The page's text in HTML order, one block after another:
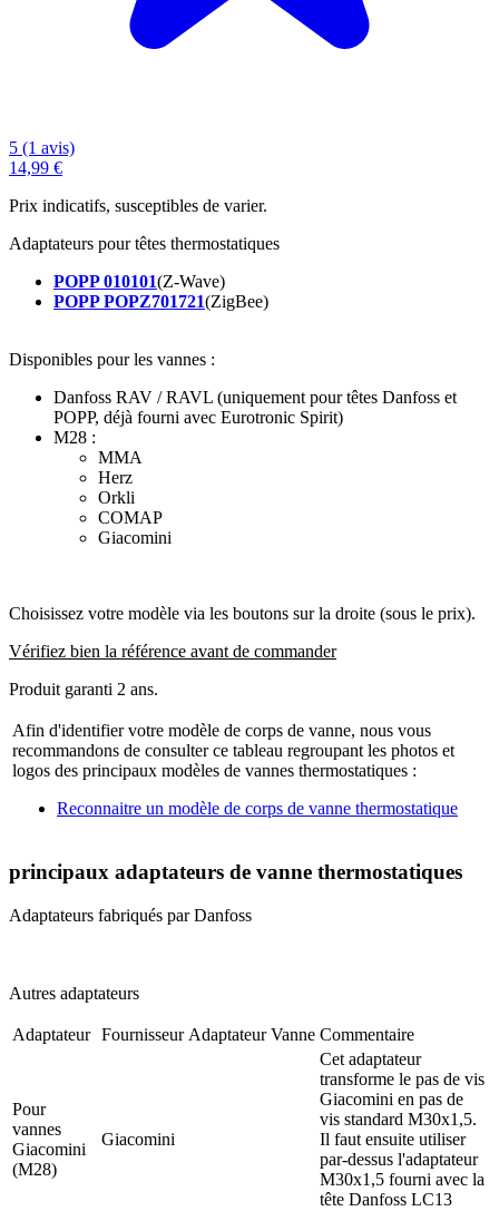
5 (1 avis)
14,99 €
Prix indicatifs, susceptibles de varier.
Adaptateurs pour têtes thermostatiques
POPP 010101(Z-Wave)
POPP POPZ701721(ZigBee)
Disponibles pour les vannes :
Danfoss RAV / RAVL (uniquement pour têtes Danfoss et
POPP, déjà fourni avec Eurotronic Spirit)
M28 :
MMA
Herz
Orkli
COMAP
Giacomini
Choisissez votre modèle via les boutons sur la droite (sous le prix).
Vérifiez bien la référence avant de commander
Produit garanti 2 ans.
Afin d'identifier votre modèle de corps de vanne, nous vous
recommandons de consulter ce tableau regroupant les photos et
logos des principaux modèles de vannes thermostatiques :
Reconnaitre un modèle de corps de vanne thermostatique
principaux adaptateurs de vanne thermostatiques
Adaptateurs fabriqués par Danfoss
Autres adaptateurs
Adaptateur Fournisseur Adaptateur Vanne Commentaire
Pour
vannes
Giacomini
(M28)
Giacomini
Cet adaptateur
transforme le pas de vis
Giacomini en pas de
vis standard M30x1,5.
Il faut ensuite utiliser
par-dessus l'adaptateur
M30x1,5 fourni avec la
tête Danfoss LC13